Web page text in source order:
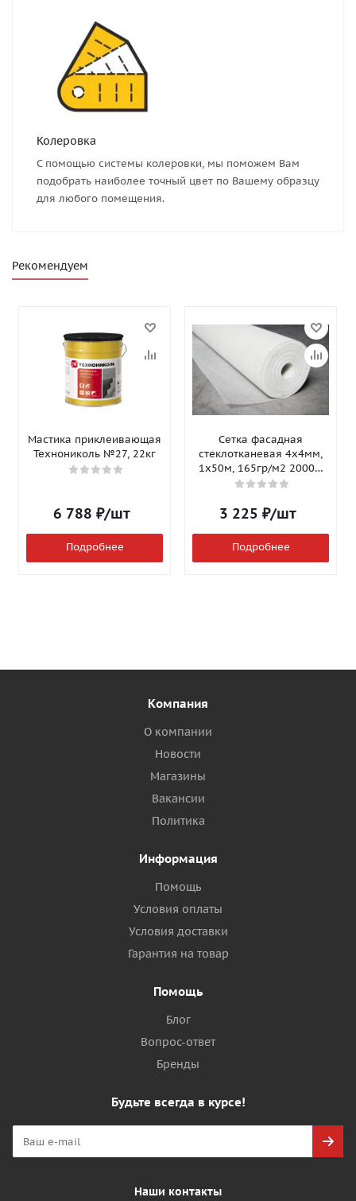
Колеровка
С помощью системы колеровки, мы поможем Вам
подобрать наиболее точный цвет по Вашему образцу
для любого помещения.
Рекомендуем
Мастика приклеивающая
Технониколь №27, 22кг
6 788 ₽/шт
Подробнее
Сетка фасадная
стеклотканевая 4х4мм,
1х50м, 165гр/м2 2000Н
Isomax-165
3 225 ₽/шт
Подробнее
Компания
О компании
Новости
Магазины
Вакансии
Политика
Информация
Помощь
Условия оплаты
Условия доставки
Гарантия на товар
Помощь
Блог
Вопрос-ответ
Бренды
Будьте всегда в курсе!
Наши контакты